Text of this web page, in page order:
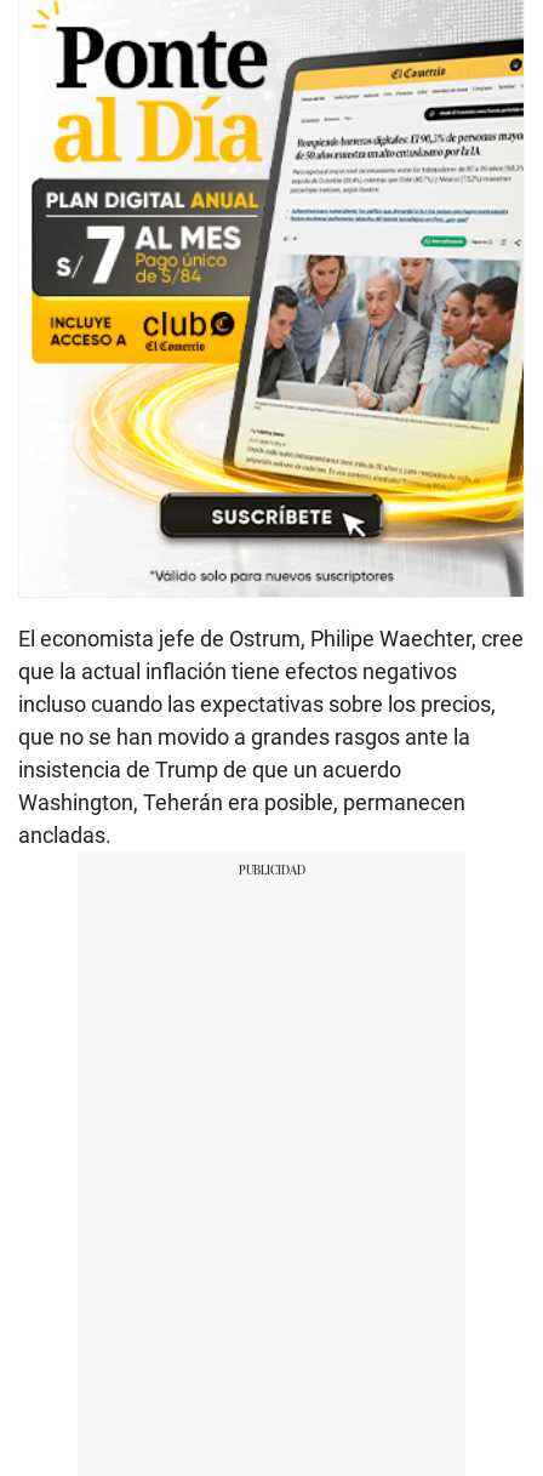
El economista jefe de Ostrum, Philipe Waechter, cree
que la actual inflación tiene efectos negativos
incluso cuando las expectativas sobre los precios,
que no se han movido a grandes rasgos ante la
insistencia de Trump de que un acuerdo
Washington, Teherán era posible, permanecen
ancladas.